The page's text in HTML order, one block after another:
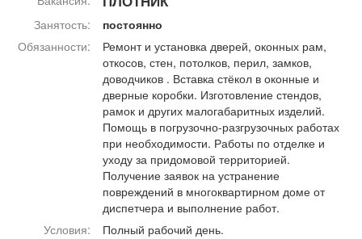
Обучение Проекты
Поздравления Погода
Занятость:
постоянно
Обязанности:
Ремонт и установка дверей, оконных рам,
откосов, стен, потолков, перил, замков,
доводчиков . Вставка стёкол в оконные и
дверные коробки. Изготовление стендов,
рамок и других малогабаритных изделий.
Помощь в погрузочно-разгрузочных работах
при необходимости. Работы по отделке и
уходу за придомовой территорией.
Получение заявок на устранение
повреждений в многоквартирном доме от
диспетчера и выполнение работ.
Условия:
Полный рабочий день.